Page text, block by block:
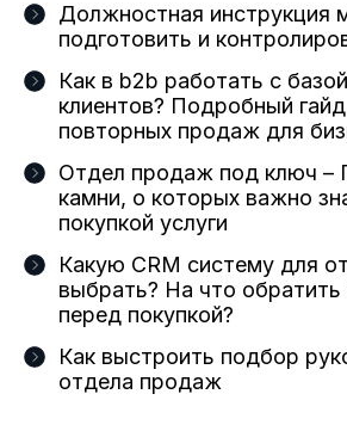
Должностная инструкция
подготовить и
Как в b2b работать с
клиентов? Подробный
повторных продаж для
Отдел продаж под ключ –
камни, о которых важно
покупкой услуги
Какую CRM систему для
выбрать? На что обратить
перед покупкой?
Как выстроить подбор
отдела продаж